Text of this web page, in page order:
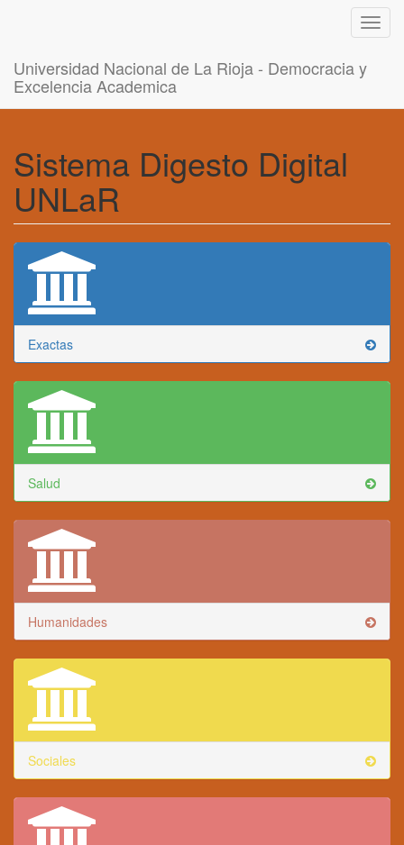
Universidad Nacional de La Rioja - Democracia y
Excelencia Academica
Sistema Digesto Digital
UNLaR
Exactas
Salud
Humanidades
Sociales